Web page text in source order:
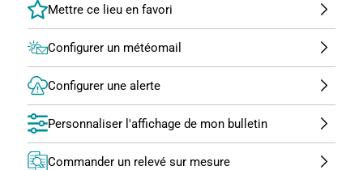
Configurer un météomail
Configurer une alerte
Personnaliser l'affichage de mon bulletin
Commander un relevé sur mesure